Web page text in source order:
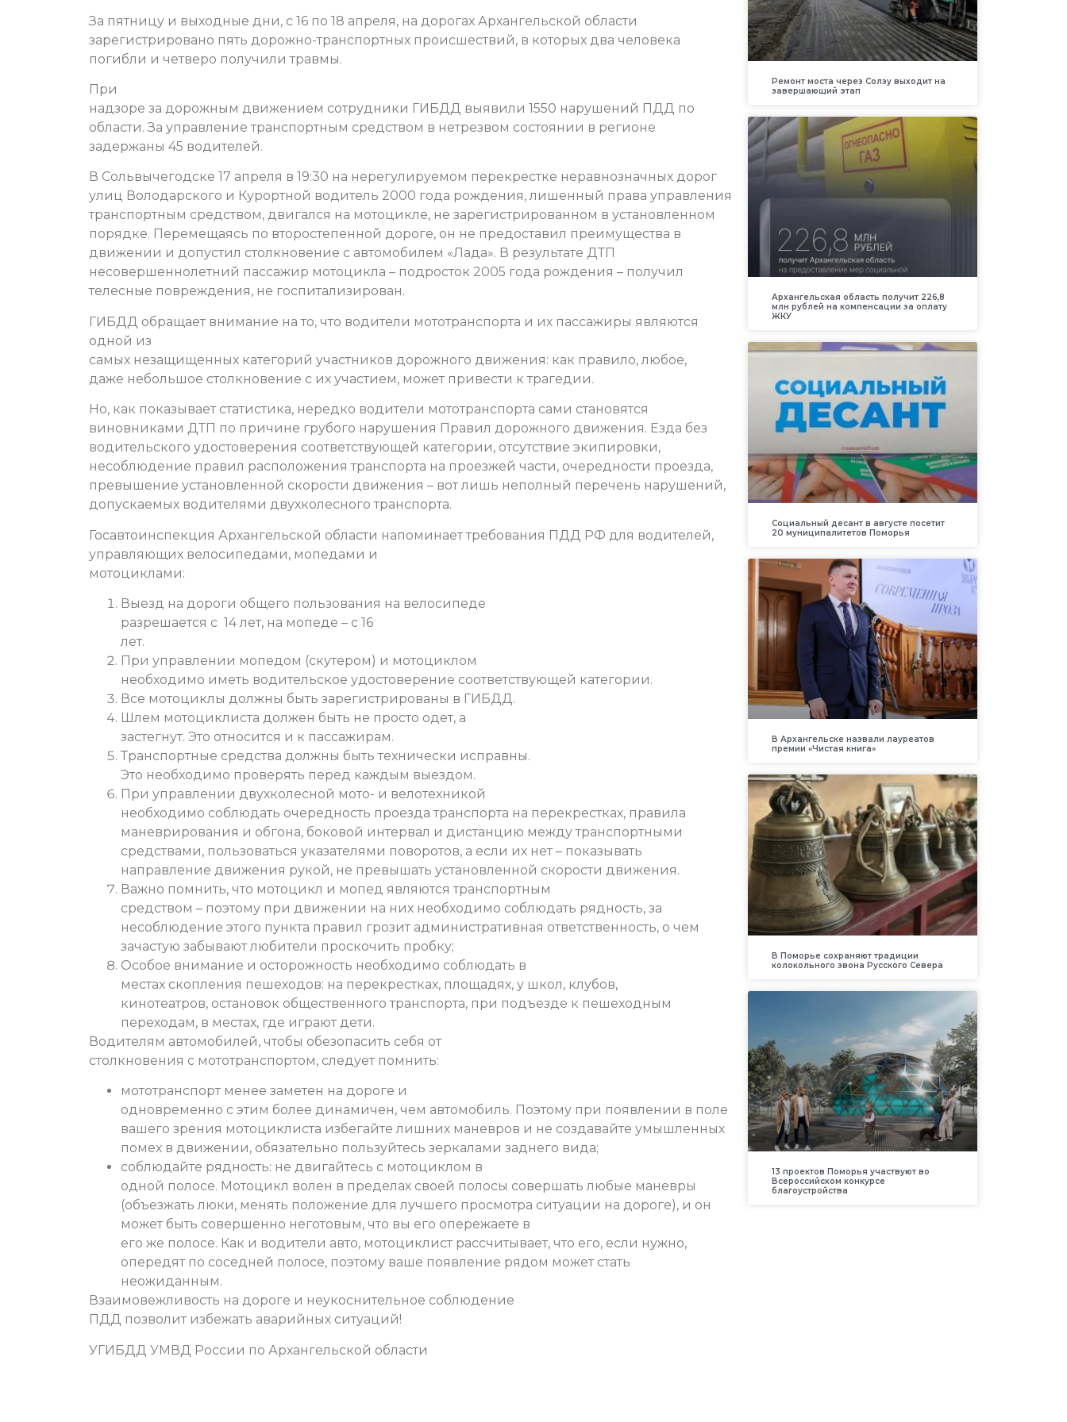
За пятницу и выходные дни, с 16 по 18 апреля, на дорогах Архангельской области
зарегистрировано пять дорожно-транспортных происшествий, в которых два человека
погибли и четверо получили травмы.
При
надзоре за дорожным движением сотрудники ГИБДД выявили 1550 нарушений ПДД по
области. За управление транспортным средством в нетрезвом состоянии в регионе
задержаны 45 водителей.
В Сольвычегодске 17 апреля в 19:30 на нерегулируемом перекрестке неравнозначных дорог
улиц Володарского и Курортной водитель 2000 года рождения, лишенный права управления
транспортным средством, двигался на мотоцикле, не зарегистрированном в установленном
порядке. Перемещаясь по второстепенной дороге, он не предоставил преимущества в
движении и допустил столкновение с автомобилем «Лада». В результате ДТП
несовершеннолетний пассажир мотоцикла – подросток 2005 года рождения – получил
телесные повреждения, не госпитализирован.
ГИБДД обращает внимание на то, что водители мототранспорта и их пассажиры являются
одной из
самых незащищенных категорий участников дорожного движения: как правило, любое,
даже небольшое столкновение с их участием, может привести к трагедии.
Но, как показывает статистика, нередко водители мототранспорта сами становятся
виновниками ДТП по причине грубого нарушения Правил дорожного движения. Езда без
водительского удостоверения соответствующей категории, отсутствие экипировки,
несоблюдение правил расположения транспорта на проезжей части, очередности проезда,
превышение установленной скорости движения – вот лишь неполный перечень нарушений,
допускаемых водителями двухколесного транспорта.
Госавтоинспекция Архангельской области напоминает требования ПДД РФ для водителей,
управляющих велосипедами, мопедами и
мотоциклами:
Выезд на дороги общего пользования на велосипеде
разрешается с 14 лет, на мопеде – с 16
лет.
При управлении мопедом (скутером) и мотоциклом
необходимо иметь водительское удостоверение соответствующей категории.
Все мотоциклы должны быть зарегистрированы в ГИБДД.
Шлем мотоциклиста должен быть не просто одет, а
застегнут. Это относится и к пассажирам.
Транспортные средства должны быть технически исправны.
Это необходимо проверять перед каждым выездом.
При управлении двухколесной мото- и велотехникой
необходимо соблюдать очередность проезда транспорта на перекрестках, правила
маневрирования и обгона, боковой интервал и дистанцию между транспортными
средствами, пользоваться указателями поворотов, а если их нет – показывать
направление движения рукой, не превышать установленной скорости движения.
Важно помнить, что мотоцикл и мопед являются транспортным
средством – поэтому при движении на них необходимо соблюдать рядность, за
несоблюдение этого пункта правил грозит административная ответственность, о чем
зачастую забывают любители проскочить пробку;
Особое внимание и осторожность необходимо соблюдать в
местах скопления пешеходов: на перекрестках, площадях, у школ, клубов,
кинотеатров, остановок общественного транспорта, при подъезде к пешеходным
переходам, в местах, где играют дети.
Водителям автомобилей, чтобы обезопасить себя от
столкновения с мототранспортом, следует помнить:
мототранспорт менее заметен на дороге и
одновременно с этим более динамичен, чем автомобиль. Поэтому при появлении в поле
вашего зрения мотоциклиста избегайте лишних маневров и не создавайте умышленных
помех в движении, обязательно пользуйтесь зеркалами заднего вида;
соблюдайте рядность: не двигайтесь с мотоциклом в
одной полосе. Мотоцикл волен в пределах своей полосы совершать любые маневры
(объезжать люки, менять положение для лучшего просмотра ситуации на дороге), и он
может быть совершенно неготовым, что вы его опережаете в
его же полосе. Как и водители авто, мотоциклист рассчитывает, что его, если нужно,
опередят по соседней полосе, поэтому ваше появление рядом может стать
неожиданным.
Взаимовежливость на дороге и неукоснительное соблюдение
ПДД позволит избежать аварийных ситуаций!
УГИБДД УМВД России по Архангельской области
Ремонт моста через Солзу выходит на
завершающий этап
Архангельская область получит 226,8
млн рублей на компенсации за оплату
ЖКУ
Социальный десант в августе посетит
20 муниципалитетов Поморья
В Архангельске назвали лауреатов
премии «Чистая книга»
В Поморье сохраняют традиции
колокольного звона Русского Севера
13 проектов Поморья участвуют во
Всероссийском конкурсе
благоустройства